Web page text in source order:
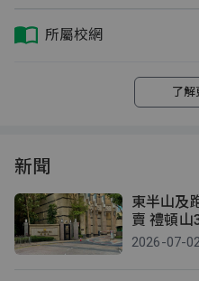
所屬校網
了解
新聞
東半山及
賣 禮頓山
估價約11%
2026-07-02